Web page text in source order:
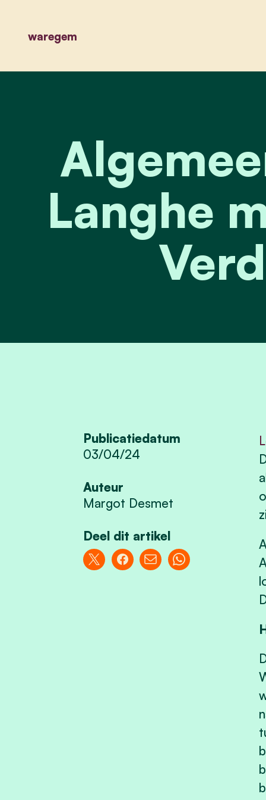
waregem
Langhe
Publicatiedatum
03/04/24
Auteur
Margot Desmet
Deel dit artikel